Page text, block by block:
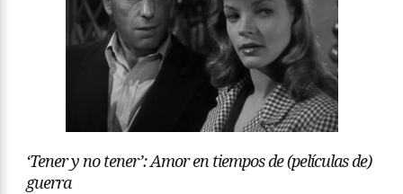
‘Tener y no tener’: Amor en tiempos de (películas de)
guerra